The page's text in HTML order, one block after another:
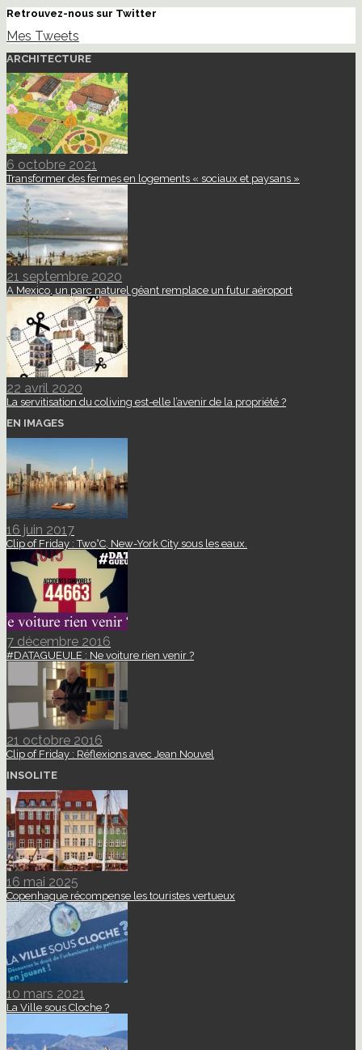
Retrouvez-nous sur Twitter
Mes Tweets
ARCHITECTURE
6 octobre 2021
Transformer des fermes en logements « sociaux et paysans »
21 septembre 2020
A Mexico, un parc naturel géant remplace un futur aéroport
22 avril 2020
La servitisation du coliving est-elle l’avenir de la propriété ?
EN IMAGES
16 juin 2017
Clip of Friday : Two°C, New-York City sous les eaux.
7 décembre 2016
#DATAGUEULE : Ne voiture rien venir ?
21 octobre 2016
Clip of Friday : Réflexions avec Jean Nouvel
INSOLITE
16 mai 2025
Copenhague récompense les touristes vertueux
10 mars 2021
La Ville sous Cloche ?